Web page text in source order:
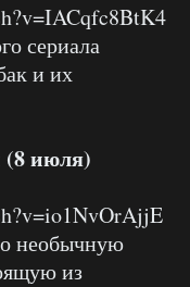
сериала
и их
(8 июля)
необычную
из